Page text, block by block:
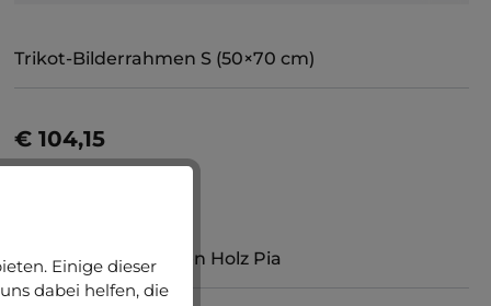
Trikot-Bilderrahmen S (50×70 cm)
€ 104,15
Jetzt konfigurieren
Barock Bilderrahmen Holz Pia
Einige dieser
dabei helfen, die